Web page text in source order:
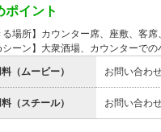
ポイント
る場所】カウンター席、座敷、客席
シーン】大衆酒場、カウンターで
（ムービー） お問い合わ
（スチール） お問い合わ